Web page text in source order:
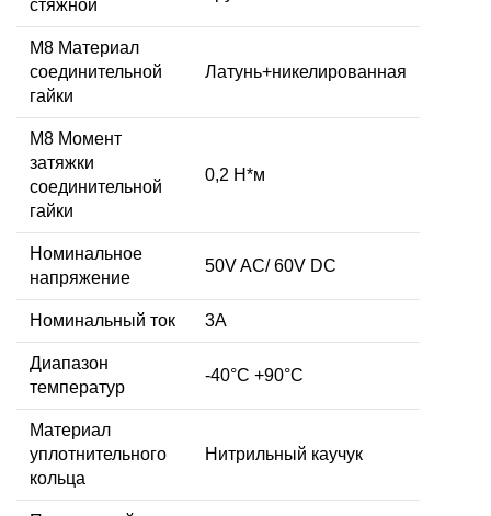
стяжной
М8 Материал
соединительной
гайки
Латунь+никелированная
M8 Момент
затяжки
соединительной
гайки
0,2 Н*м
Номинальное
напряжение
50V AC/ 60V DC
Номинальный ток 3А
Диапазон
температур
-40°C +90°C
Материал
уплотнительного
кольца
Нитрильный каучук